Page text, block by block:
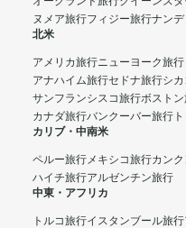
ヌメア旅行フィジー旅行ナン
北米
アメリカ旅行ニューヨーク旅行
アナハイム旅行セドナ旅行シ
サンフランシスコ旅行ボスト
カナダ旅行バンクーバー旅行
カリブ・中南米
ペルー旅行メキシコ旅行カン
ハイチ旅行アルゼンチン旅行
中東・アフリカ
トルコ旅行イスタンブール旅行